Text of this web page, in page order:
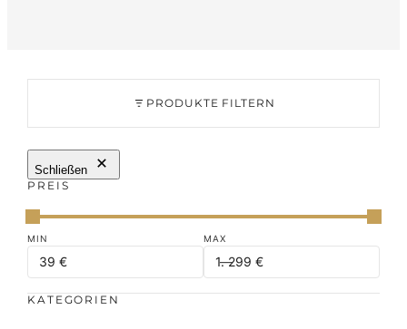
PRODUKTE FILTERN
Schließen
PREIS
KATEGORIEN